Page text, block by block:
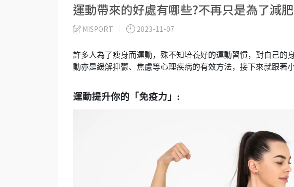
運動帶來的好處有哪些?不再只是為了減肥
MISPORT 2023-11-07
許多人為了瘦身而運動，殊不知培養好的運動習慣，對自己的
動亦是緩解抑鬱、焦慮等心理疾病的有效方法，接下來就跟著
運動提升你的「免疫力」 :